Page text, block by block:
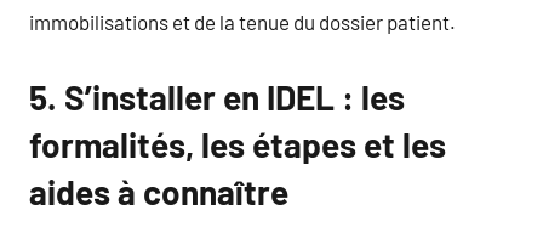
immobilisations et de la tenue du dossier patient.
5. S’installer en IDEL : les
formalités, les étapes et les
aides à connaître